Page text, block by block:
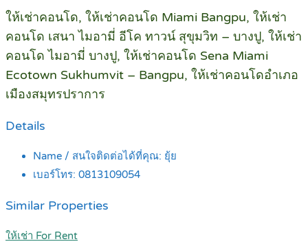
ให้เช่าคอนโด, ให้เช่าคอนโด Miami Bangpu, ให้เช่า
คอนโด เสนา ไมอามี่ อีโค ทาวน์ สุขุมวิท – บางปู, ให้เช่า
คอนโด ไมอามี่ บางปู, ให้เช่าคอนโด Sena Miami
Ecotown Sukhumvit – Bangpu, ให้เช่าคอนโดอำเภอ
เมืองสมุทรปราการ
Details
Name / สนใจติดต่อได้ที่คุณ: ยุ้ย
เบอร์โทร: 0813109054
Similar Properties
ให้เช่า For Rent